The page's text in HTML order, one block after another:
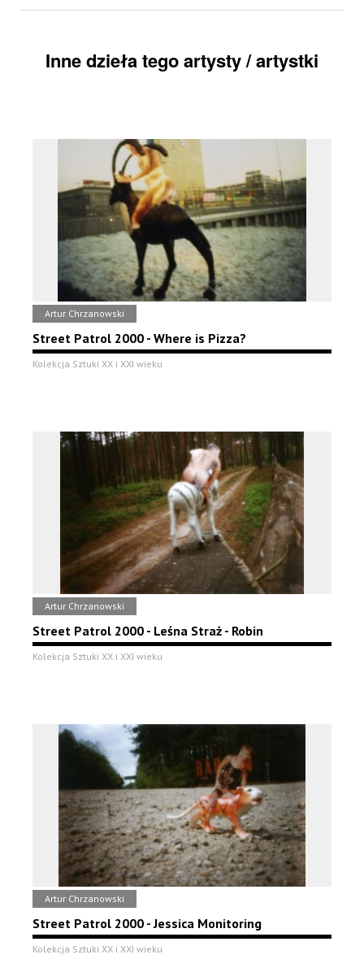
Inne dzieła tego artysty / artystki
Artur Chrzanowski
Street Patrol 2000 - Where is Pizza?
Kolekcja Sztuki XX i XXI wieku
Artur Chrzanowski
Street Patrol 2000 - Leśna Straż - Robin
Kolekcja Sztuki XX i XXI wieku
Artur Chrzanowski
Street Patrol 2000 - Jessica Monitoring
Kolekcja Sztuki XX i XXI wieku